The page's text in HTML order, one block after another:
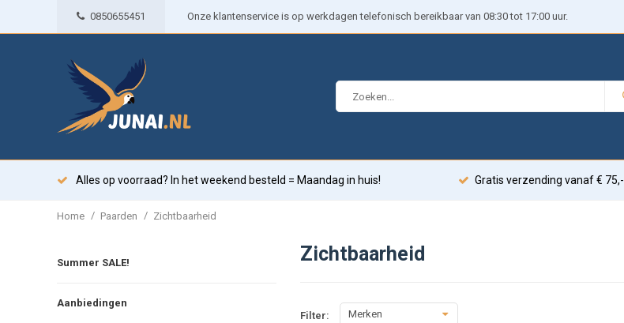
0850655451 Onze klantenservice is op werkdagen telefonisch bereikbaar van 08:30 tot 17:00 uur.
Alles op voorraad? In het weekend besteld = Maandag in huis! Gratis verzending vanaf € 75,-
Home / Paarden / Zichtbaarheid
Summer SALE!
Aanbiedingen
Zichtbaarheid
Filter: Merken